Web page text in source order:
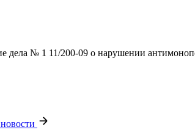
дела № 1 11/200-09 о нарушении